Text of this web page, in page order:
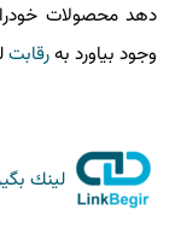
دهد محصولات خودرا
وجود بیاورد بهرقابت
لینك